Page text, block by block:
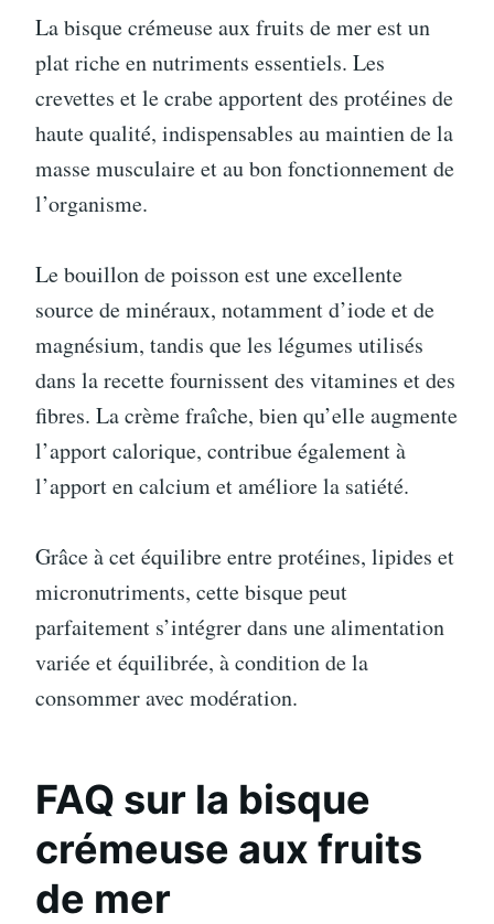
La bisque crémeuse aux fruits de mer est un
plat riche en nutriments essentiels. Les
crevettes et le crabe apportent des protéines de
haute qualité, indispensables au maintien de la
masse musculaire et au bon fonctionnement de
l’organisme.
Le bouillon de poisson est une excellente
source de minéraux, notamment d’iode et de
magnésium, tandis que les légumes utilisés
dans la recette fournissent des vitamines et des
fibres. La crème fraîche, bien qu’elle augmente
l’apport calorique, contribue également à
l’apport en calcium et améliore la satiété.
Grâce à cet équilibre entre protéines, lipides et
micronutriments, cette bisque peut
parfaitement s’intégrer dans une alimentation
variée et équilibrée, à condition de la
consommer avec modération.
FAQ sur la bisque
crémeuse aux fruits
de mer